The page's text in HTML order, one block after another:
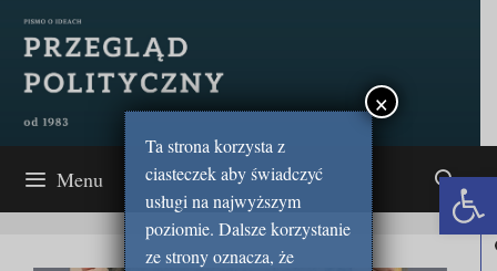
Przejdź
treści
Menu
Ta strona korzysta z
ciasteczek aby świadczyć
usługi na najwyższym
poziomie. Dalsze korzystanie
ze strony oznacza, że
×